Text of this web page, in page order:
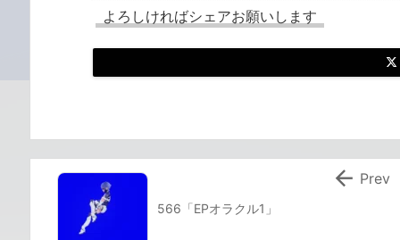
よろしければシェアお願いします
566「EPオラクル1」
 Prev